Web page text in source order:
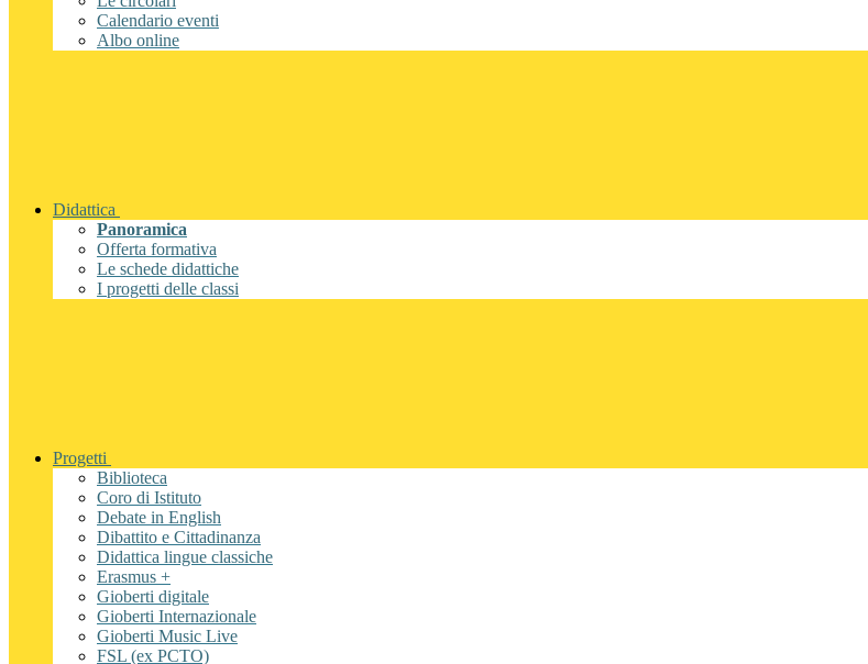
Calendario eventi
Albo online
Didattica
Panoramica
Offerta formativa
Le schede didattiche
I progetti delle classi
Progetti
Biblioteca
Coro di Istituto
Debate in English
Dibattito e Cittadinanza
Didattica lingue classiche
Erasmus +
Gioberti digitale
Gioberti Internazionale
Gioberti Music Live
FSL (ex PCTO)